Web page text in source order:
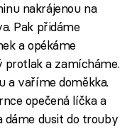
nakrájenou na
Pak přidáme
a opékáme
protlak a zamícháme.
a vaříme doměkka.
opečená líčka a
dáme dusit do trouby